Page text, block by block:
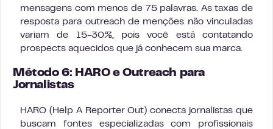
mensagens com menos de 75 palavras. As taxas de
resposta para outreach de menções não vinculadas
variam de 15-30%, pois você está contatando
prospects aquecidos que já conhecem sua marca.
Método 6: HARO e Outreach para
Jornalistas
HARO (Help A Reporter Out) conecta jornalistas que
buscam fontes especializadas com profissionais